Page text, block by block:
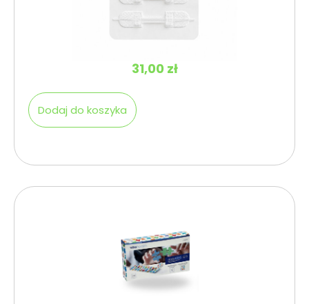
31,00 zł
Dodaj do koszyka